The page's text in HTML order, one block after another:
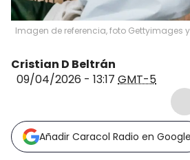
Imagen de referencia, foto Gettyimages
Cristian D Beltrán
09/04/2026 - 13:17 GMT-5
Añadir Caracol Radio en Google